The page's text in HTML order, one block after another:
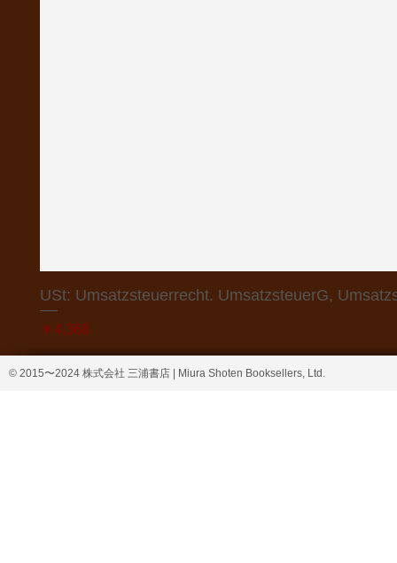
USt: Umsatzsteuerrecht. UmsatzsteuerG,
価格
￥4,368
© 2015〜2024 株式会社 三浦書店 | Miura Shoten Booksellers, Ltd.